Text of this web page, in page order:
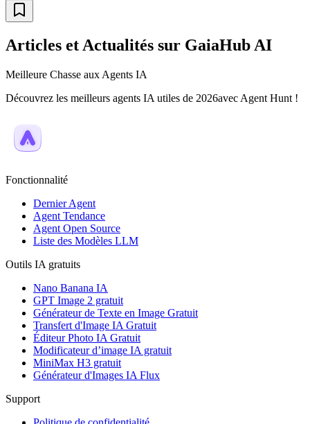
Articles et Actualités sur GaiaHub AI
Meilleure Chasse aux Agents IA
Découvrez les meilleurs agents IA utiles de 2026avec Agent Hunt !
Fonctionnalité
Dernier Agent
Agent Tendance
Agent Open Source
Liste des Modèles LLM
Outils IA gratuits
Nano Banana IA
GPT Image 2 gratuit
Générateur de Texte en Image Gratuit
Transfert d'Image IA Gratuit
Éditeur Photo IA Gratuit
Modificateur d’image IA gratuit
MiniMax H3 gratuit
Générateur d'Images IA Flux
Support